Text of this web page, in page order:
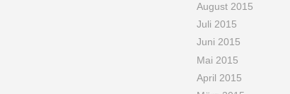
August 2015
Juli 2015
Juni 2015
Mai 2015
April 2015